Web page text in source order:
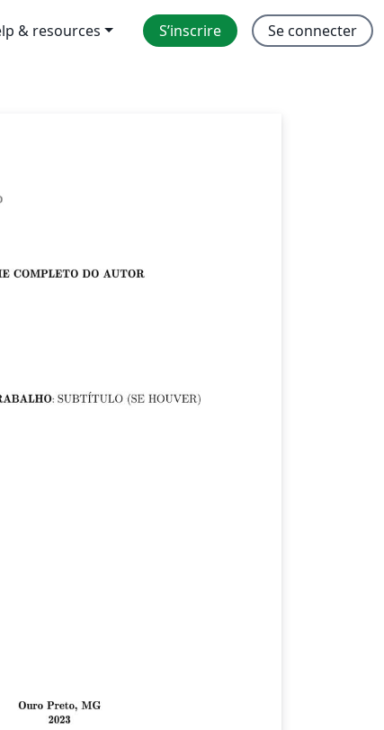
& resources S’inscrire Se connecter